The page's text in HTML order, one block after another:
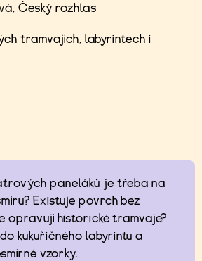
, Český rozhlas
tramvajích, labyrintech i
paneláků je třeba na
Existuje povrch bez
opravují historické tramvaje?
kukuřičného labyrintu a
vzorky.